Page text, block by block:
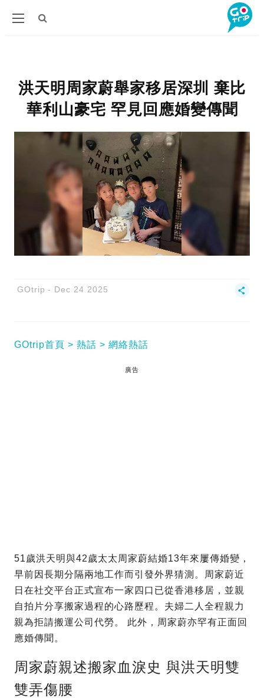
洪天明周家蔚舉家移居深圳 棄比
華利山豪宅 罕見回應婚變傳聞
GOtrip Dec 24 2025
GOtrip首頁 熱話 網絡熱話
廣告
51歲洪天明與42歲太太周家蔚結婚13年來屢傳婚變，
早前因長期分隔兩地工作而引發外界猜測。周家蔚近
日在社交平台正式宣布一家四口已從香港移居，並親
自拍片分享搬家過程的心路歷程。夫婦二人全程親力
親為拒請搬運公司代勞。 此外，周家蔚亦罕有正面回
應婚傳聞。
周家蔚親述搬家血淚史 與洪天明雙
雙弄傷腰